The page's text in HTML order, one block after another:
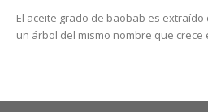
El aceite grado de baobab es
un árbol del mismo nombre que crece